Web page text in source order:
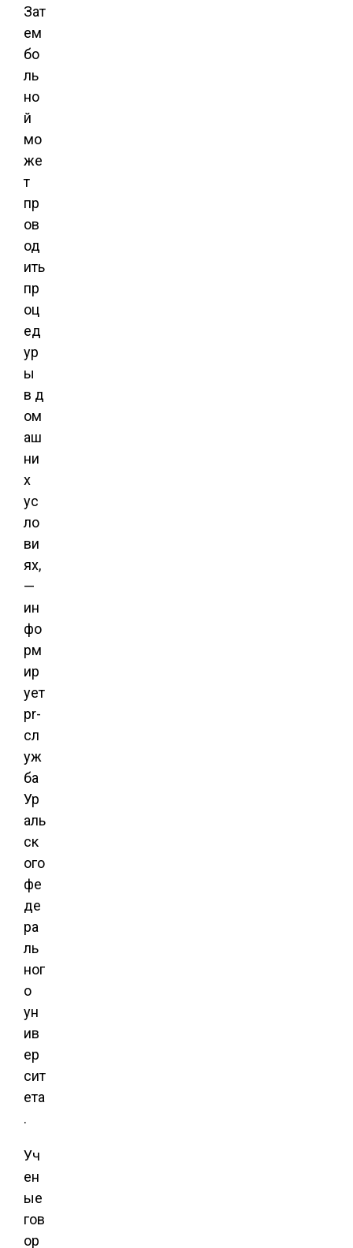
Зат
ем
бо
ль
но
й
мо
же
т
пр
ов
од
ить
пр
оц
ед
ур
ы
в д
ом
аш
ни
х
ус
ло
ви
ях,
—
ин
фо
рм
ир
ует
pr-
сл
уж
ба
Ур
аль
ск
ого
фе
де
ра
ль
ног
о
ун
ив
ер
сит
ета
.
Уч
ен
ые
гов
ор